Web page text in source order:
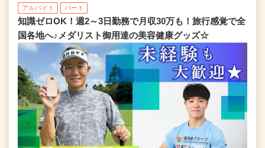
アルバイト パート
知識ゼロOK！週2～3日勤務で月収30万も！旅行感覚で全
国各地へ♪メダリスト御用達の美容健康グッズ☆